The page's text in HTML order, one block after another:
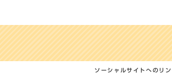
ソーシャルサイトへのリ